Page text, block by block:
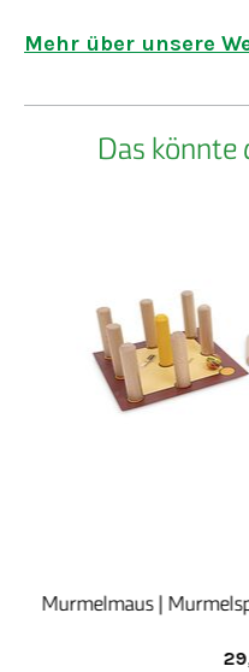
Feinkostmanufaktur.
umsetzen.
Nächstenliebe. Wir
Bedürfnisse und die
und garantieren die
hoher Motivation und
Aufträge fachgerecht
Mehr über unsere
Das könnte
Zauberstempel,